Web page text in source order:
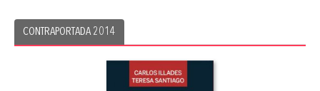
CONTRAPORTADA 2014